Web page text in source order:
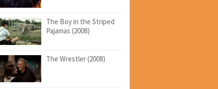
The Boy in the Striped
Pajamas (2008)
The Wrestler (2008)